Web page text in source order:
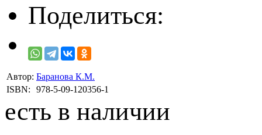
Поделиться:
Автор: Баранова К.М.
ISBN:
978-5-09-120356-1
есть в наличии